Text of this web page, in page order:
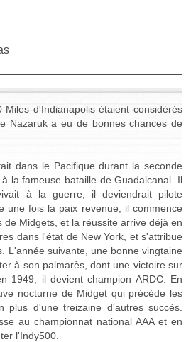
d'Indianapolis étaient considérés
Nazaruk a eu de bonnes chances de
dans le Pacifique durant la seconde
la fameuse bataille de Guadalcanal. Il
à la guerre, il deviendrait pilote
une fois la paix revenue, il commence
Midgets, et la réussite arrive déjà en
dans l'état de New York, et s'attribue
L'année suivante, une bonne vingtaine
à son palmarès, dont une victoire sur
1949, il devient champion ARDC. En
nocturne de Midget qui précède les
plus d'une treizaine d'autres succès.
au championnat national AAA et en
l'Indy500.